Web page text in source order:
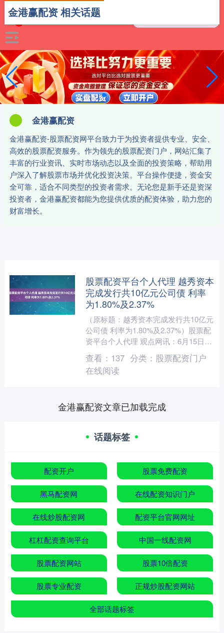
金港赢配资
金港赢配资-股票配资网平台致力于为投资者提供专业、安全、
高效的股票配资服务。作为领先的股票配资门户，网站汇集了
丰富的行业资讯、实时市场动态以及全面的投资策略，帮助用
户深入了解股票市场并优化投资决策。平台操作便捷，资金安
全可靠，适合不同类型的投资者需求。无论您是新手还是资深
投资者，金港赢配资都能为您提供优质的配资体验，助力您的
财富增长。
金港赢配资 相关话题
股票配资平台个人代理 越秀资本
完成发行共10亿元公司债 利率
为1.80%及2.37%
（原标题：越秀资本完成发行共10亿元
公司债 利率为1.80%及2.37%）股票配
资平台个人代理 观点网讯：6月15日，
广州越秀资本控股集团股份有限公司发
布公告，....
查看： 137 分类： 股票配资门户
在线阅读
金港赢配资文章已加载完成
话题标签
配资开户 股票免费配资
黑马配资网 在线配资知识门户
在线炒股配资网 配资平台官网网址
杠杠配资查询平台 中国一线配资网
股票配资网站 股票10倍配资
股票专业配资 正规炒股配资网站
全部话题标签